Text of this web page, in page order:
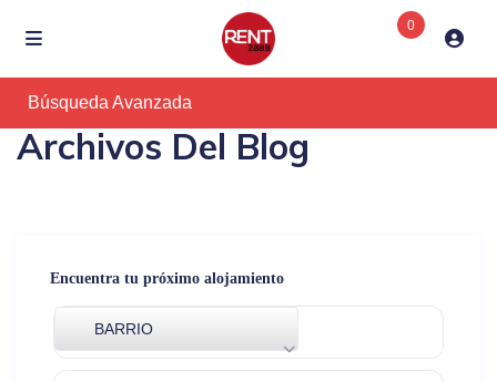
0
Búsqueda Avanzada
Archivos Del Blog
Encuentra tu próximo alojamiento
BARRIO